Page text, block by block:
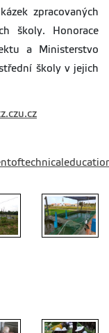
zpracovaných
školy. Honorace
a Ministerstvo
školy v jejich